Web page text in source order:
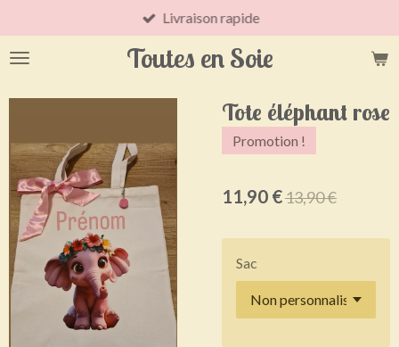
au
contenu
Toutes en Soie
Livraison rapide
Tote éléphant rose
Promotion !
11,90 €13,90 €
Sac